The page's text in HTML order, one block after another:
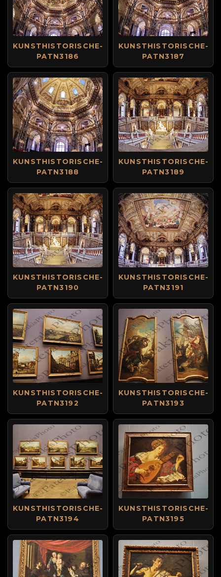
KUNSTHISTORISCHE-
PATN3186
KUNSTHISTORISCHE-
PATN3187
KUNSTHISTORISCHE-
PATN3188
KUNSTHISTORISCHE-
PATN3189
KUNSTHISTORISCHE-
PATN3190
KUNSTHISTORISCHE-
PATN3191
KUNSTHISTORISCHE-
PATN3192
KUNSTHISTORISCHE-
PATN3193
KUNSTHISTORISCHE-
PATN3194
KUNSTHISTORISCHE-
PATN3195